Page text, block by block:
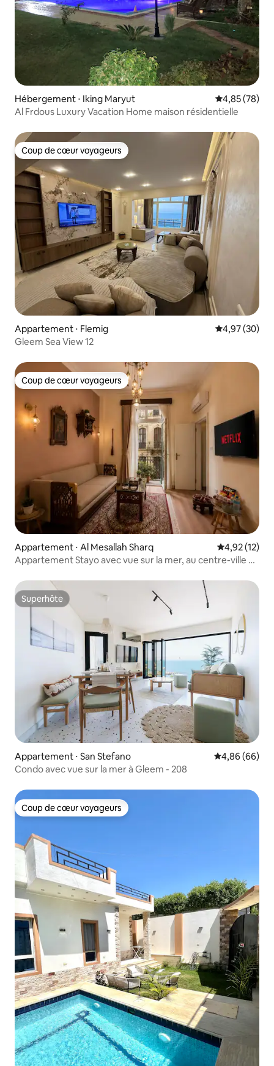
Hébergement ⋅ Iking Maryut Évaluation
4,85 (78)
Al Frdous Luxury Vacation Home maison résidentielle
Coup de cœur voyageurs
Coup de cœur voyageurs
Appartement ⋅ Flemig Évaluation
4,97 (30)
Gleem Sea View 12
Coup de cœur voyageurs
Coup de cœur voyageurs
Appartement ⋅ Al Mesallah Sharq Évaluation
4,92 (12)
Appartement Stayo avec vue sur la mer, au centre-ville de
Superhôte
Superhôte
Appartement ⋅ San Stefano Évaluation
4,86 (66)
Condo avec vue sur la mer à Gleem - 208
Coup de cœur voyageurs
Coup de cœur voyageurs